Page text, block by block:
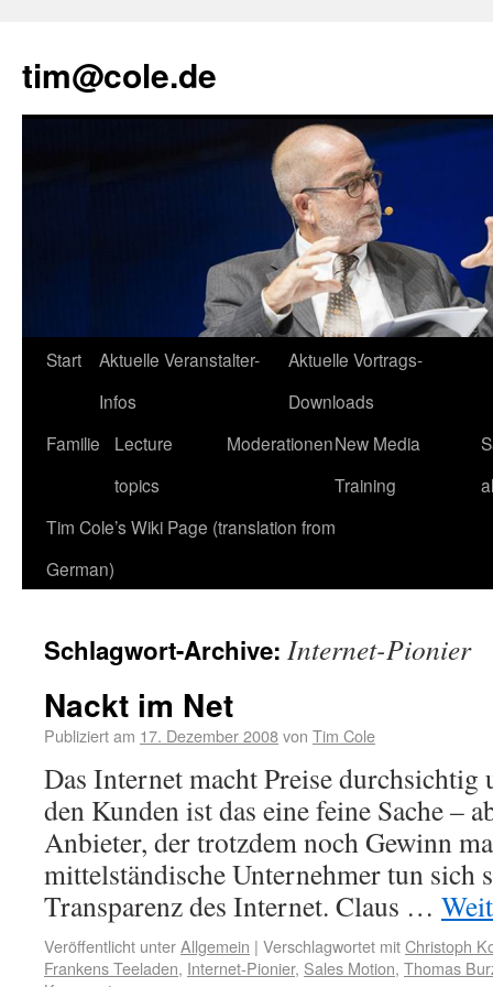
tim@cole.de
Start
Aktuelle Veranstalter-
Infos
Aktuelle Vortrags-
Downloads
Familie
Lecture
topics
ModerationenNew Media
Training
Tim Cole’s Wiki Page (translation from
German)
Schlagwort-Archive: Internet-Pionier
Nackt im Net
Publiziert am 17. Dezember 2008von Tim Cole
Das Internet macht Preise durchsichtig
den Kunden ist das eine feine Sache –
Anbieter, der trotzdem noch Gewinn
mittelständische Unternehmer tun sich
Transparenz des Internet. Claus …
Veröffentlicht unterAllgemein | Verschlagwortet mitChristoph
Frankens Teeladen, Internet-Pionier, Sales Motion, Thomas